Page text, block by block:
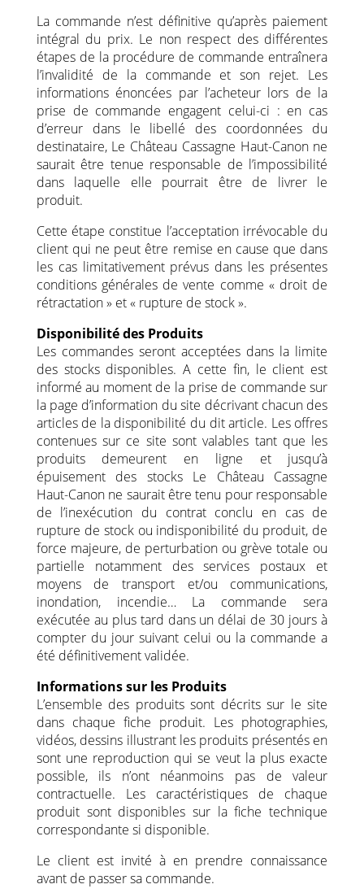
La commande n’est définitive qu’après paiement
intégral du prix. Le non respect des différentes
étapes de la procédure de commande entraînera
l’invalidité de la commande et son rejet. Les
informations énoncées par l’acheteur lors de la
prise de commande engagent celui-ci : en cas
d’erreur dans le libellé des coordonnées du
destinataire, Le Château Cassagne Haut-Canon ne
saurait être tenue responsable de l’impossibilité
dans laquelle elle pourrait être de livrer le
produit.
Cette étape constitue l’acceptation irrévocable du
client qui ne peut être remise en cause que dans
les cas limitativement prévus dans les présentes
conditions générales de vente comme « droit de
rétractation » et « rupture de stock ».
Disponibilité des Produits
Les commandes seront acceptées dans la limite
des stocks disponibles. A cette fin, le client est
informé au moment de la prise de commande sur
la page d’information du site décrivant chacun des
articles de la disponibilité du dit article. Les offres
contenues sur ce site sont valables tant que les
produits demeurent en ligne et jusqu’à
épuisement des stocks Le Château Cassagne
Haut-Canon ne saurait être tenu pour responsable
de l’inexécution du contrat conclu en cas de
rupture de stock ou indisponibilité du produit, de
force majeure, de perturbation ou grève totale ou
partielle notamment des services postaux et
moyens de transport et/ou communications,
inondation, incendie… La commande sera
exécutée au plus tard dans un délai de 30 jours à
compter du jour suivant celui ou la commande a
été définitivement validée.
Informations sur les Produits
L’ensemble des produits sont décrits sur le site
dans chaque fiche produit. Les photographies,
vidéos, dessins illustrant les produits présentés en
sont une reproduction qui se veut la plus exacte
possible, ils n’ont néanmoins pas de valeur
contractuelle. Les caractéristiques de chaque
produit sont disponibles sur la fiche technique
correspondante si disponible.
Le client est invité à en prendre connaissance
avant de passer sa commande.